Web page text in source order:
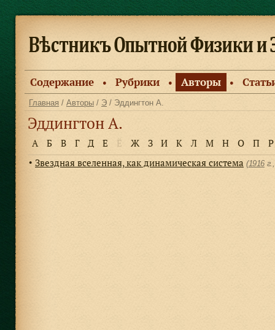
Содержание ● Рубрики ● Авторы ●
Главная / Авторы / Э / Эддингтон А.
Эддингтон А.
А Б В Г Д Е Ё Ж З И К Л М Н О П Р
● Звездная вселенная, как динамическая система (1916